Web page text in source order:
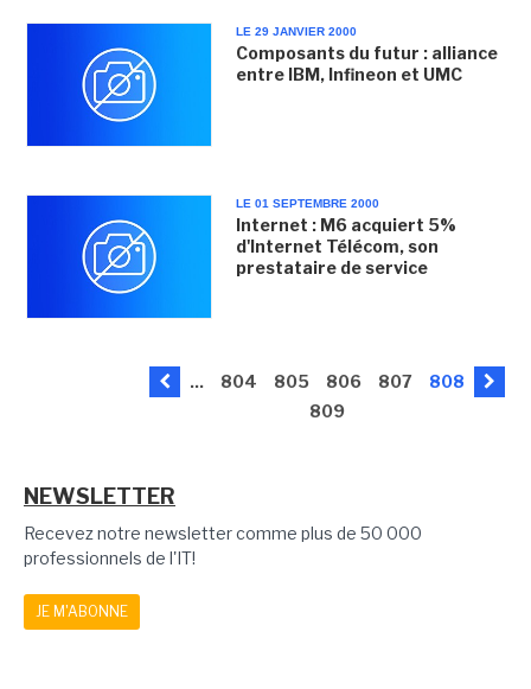
LE 29 JANVIER 2000
Composants du futur : alliance
entre IBM, Infineon et UMC
LE 01 SEPTEMBRE 2000
Internet : M6 acquiert 5%
d'Internet Télécom, son
prestataire de service
... 804 805 806 807
808
809
NEWSLETTER
Recevez notre newsletter comme plus de 50 000
professionnels de l'IT!
JE M'ABONNE